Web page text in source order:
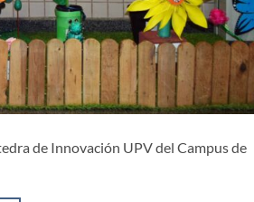
de Innovación UPV del Campus de